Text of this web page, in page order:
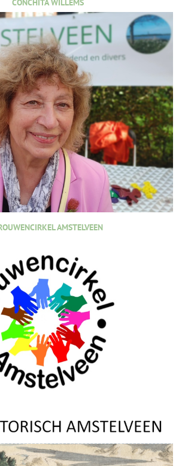
CONCHITA WILLEMS
AMSTELVEEN